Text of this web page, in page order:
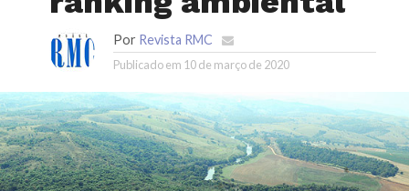
Por Revista RMC
Publicado em 10 de março de 2020